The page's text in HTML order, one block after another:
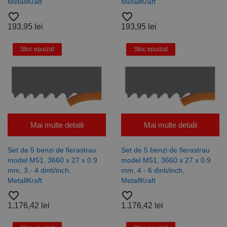
favorite_border
193,95 lei
favorite_border
193,95 lei
Stoc epuizat
Mai multe detalii
Set de 5 benzi de fierastrau
model M51, 3660 x 27 x 0.9
mm, 3 - 4 dinti/inch,
MetallKraft
favorite_border
1.176,42 lei
Stoc epuizat
Mai multe detalii
Set de 5 benzi de fierastrau
model M51, 3660 x 27 x 0.9
mm, 4 - 6 dinti/inch,
MetallKraft
favorite_border
1.176,42 lei
Domeniu
pentru a
consimțământ
ale cookie-
Este necesar
Cookie-
Script.com să
funcționeze
PHP.net
www.rocast.ro
Google
Privacy Policy